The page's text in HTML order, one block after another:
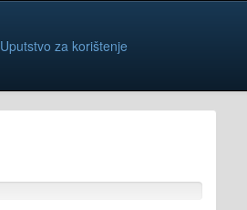
Uputstvo za korištenje